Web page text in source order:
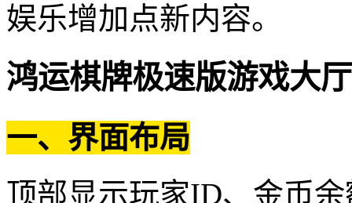
娱乐增加点新内容。
鸿运棋牌极速版游戏大
一、界面布局
顶部显示玩家ID、金币